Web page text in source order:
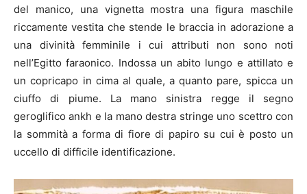
del manico, una vignetta mostra una figura maschile
riccamente vestita che stende le braccia in adorazione a
una divinità femminile i cui attributi non sono noti
nell’Egitto faraonico. Indossa un abito lungo e attillato e
un copricapo in cima al quale, a quanto pare, spicca un
ciuffo di piume. La mano sinistra regge il segno
geroglifico ankh e la mano destra stringe uno scettro con
la sommità a forma di fiore di papiro su cui è posto un
uccello di difficile identificazione.